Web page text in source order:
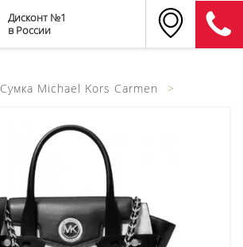
Дисконт №1
в России
Сумка Michael Kors Carmen